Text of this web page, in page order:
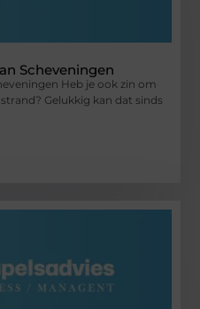
Scheveningen
Heb je ook zin om
Gelukkig kan dat sinds